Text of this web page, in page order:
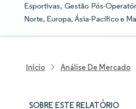
Esportivas, Gestão Pós-
Norte, Europa, Ásia-Pacífico e
Início Análise De Mercado
SOBRE ESTE RELATÓRIO